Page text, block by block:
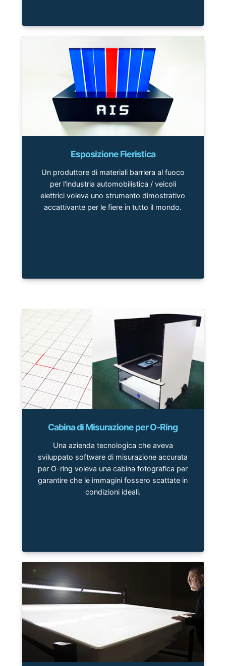
Esposizione Fieristica
Un produttore di materiali barriera al fuoco
per l'industria automobilistica / veicoli
elettrici voleva uno strumento dimostrativo
accattivante per le fiere in tutto il mondo.
Cabina di Misurazione per O-Ring
Una azienda tecnologica che aveva
sviluppato software di misurazione accurata
per O-ring voleva una cabina fotografica per
garantire che le immagini fossero scattate in
condizioni ideali.